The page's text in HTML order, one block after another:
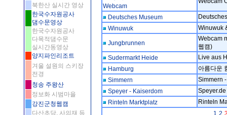
북한산 실시간 영상
한국수자원공사
댐수문영상
한국수자원공사
다목적댐수문
실시간동영상
양지파인리조트
겨울 설원의 스키장
전경
청송 주왕산
정보화 시범마을
강진군청웹캠
다산초당, 사의재 등
Webcam
Deutsches Museum
Winuwuk
Winuwuk
Jungbrunnen
Webcam
웹캠)
Sudermarkt Heide
Live aus
Hamburg
아름다운
Simmern
Simmern
Speyer - Kaiserdom
Rinteln Marktplatz
Rinteln
1 2